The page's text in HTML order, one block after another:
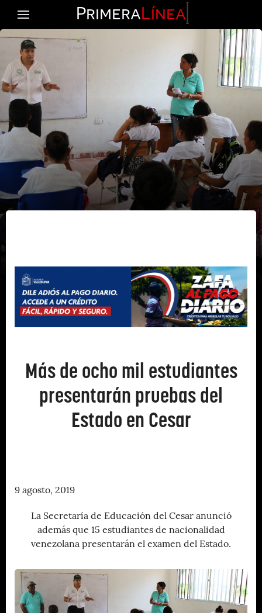
PrimeraLínea
Más de ocho mil estudiantes
presentarán pruebas del
Estado en Cesar
9 agosto, 2019
La Secretaría de Educación del Cesar anunció
además que 15 estudiantes de nacionalidad
venezolana presentarán el examen del Estado.